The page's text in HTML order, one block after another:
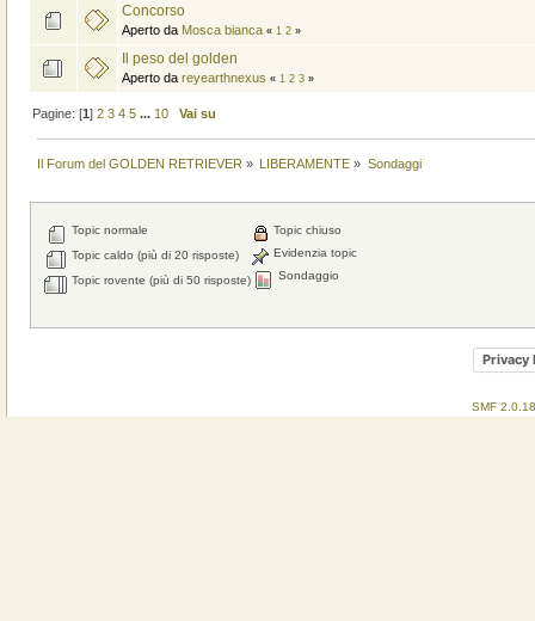
Concorso
Aperto da Mosca bianca « 1 2»
Il peso del golden
Aperto da reyearthnexus « 1 2 3»
Pagine: [1]2 3 4 5 ... 10 Vai su
Il Forum del GOLDEN RETRIEVER » LIBERAMENTE » Sondaggi
Topic normale
Topic caldo (più di 20 risposte)
Topic rovente (più di 50 risposte)
Topic chiuso
Evidenzia topic
Sondaggio
Privacy
SMF 2.0.18